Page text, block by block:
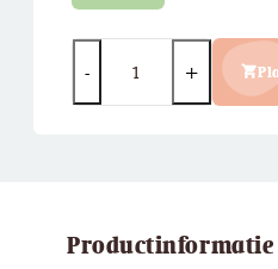
Productinformatie